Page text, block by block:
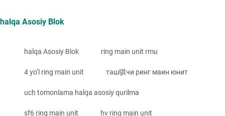
halqa Asosiy Blok
halqa Asosiy Blok ring main unit rmu
4 yo‘l ring main unit таш骐чи ринг маин юнит
uch tomonlama halqa asosiy qurilma
sf6 ring main unit hv ring main unit